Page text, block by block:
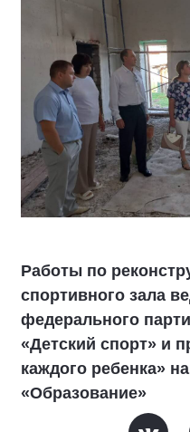
Работы по
спортивного зала
федерального
«Детский спорт» и
каждого ребенка»
«Образование»